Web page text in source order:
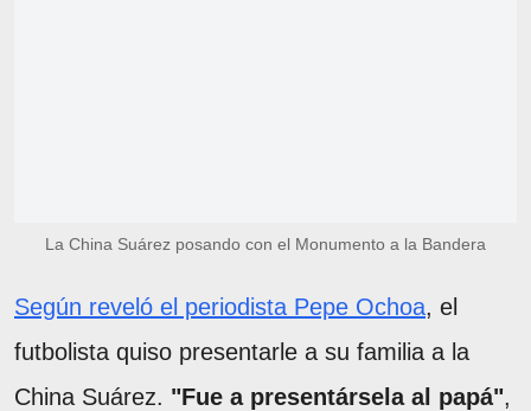
La China Suárez posando con el Monumento a la Bandera
Según reveló el periodista Pepe Ochoa, el
futbolista quiso presentarle a su familia a la
China Suárez. "Fue a presentársela al papá",